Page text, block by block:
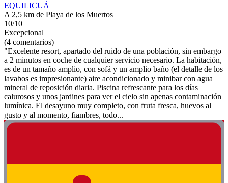
EQUILICUÁ
A 2,5 km de Playa de los Muertos
10/10
Excepcional
(4 comentarios)
"Excelente resort, apartado del ruido de una población, sin embargo
a 2 minutos en coche de cualquier servicio necesario. La habitación,
es de un tamaño amplio, con sofá y un amplio baño (el detalle de los
lavabos es impresionante) aire acondicionado y minibar con agua
mineral de reposición diaria. Piscina refrescante para los días
calurosos y unos jardines para ver el cielo sin apenas contaminación
lumínica. El desayuno muy completo, con fruta fresca, huevos al
gusto y al momento, fiambres, todo...